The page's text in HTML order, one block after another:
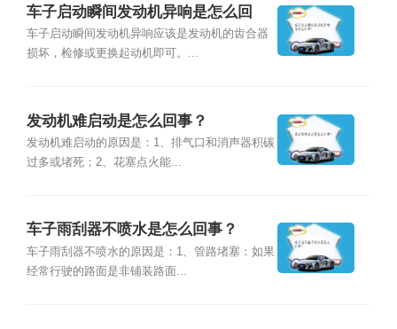
车子启动瞬间发动机异响是怎么回
事？
车子启动瞬间发动机异响应该是发动机的齿合器
损坏，检修或更换起动机即可。...
发动机难启动是怎么回事？
发动机难启动的原因是：1、排气口和消声器积碳
过多或堵死；2、花塞点火能...
车子雨刮器不喷水是怎么回事？
车子雨刮器不喷水的原因是：1、管路堵塞：如果
经常行驶的路面是非铺装路面...